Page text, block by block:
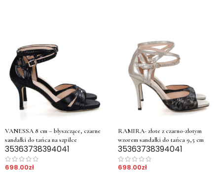
VANESSA 8 cm – błyszczące, czarne
sandałki do tańca na szpilce
35363738394041
698.00zł
RAMIRA- złote z czarno-złotym
wzorem sandałki do tańca 9,5 cm
35363738394041
698.00zł